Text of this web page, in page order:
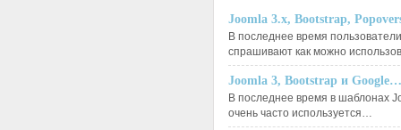
Joomla 3.x, Bootstrap,
В последнее время
спрашивают как можно
Joomla 3, Bootstrap и Google…
В последнее время в шаблонах
очень часто используется…